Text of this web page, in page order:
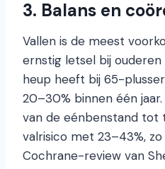
3. Balans en
Vallen is de meest
ernstig letsel bij
heup heeft bij 65-
20–30% binnen één
van de eénbenstand tot
valrisico met 23–43%,
Cochrane-review van